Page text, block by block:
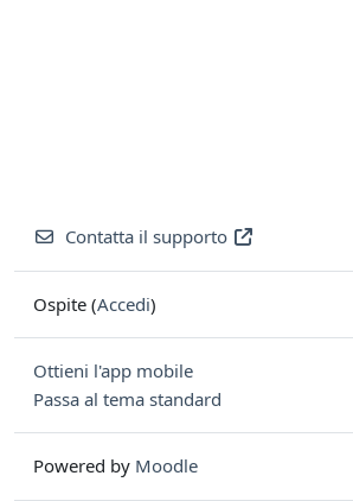
Contatta il supporto
Ospite (Accedi)
Ottieni l'app mobile
Passa al tema standard
Powered by Moodle